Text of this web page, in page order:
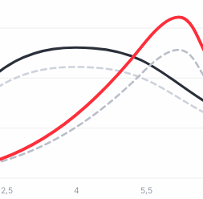
2,5 4 5,5